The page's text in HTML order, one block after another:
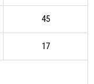
45
17